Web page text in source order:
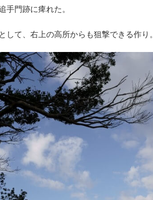
門跡に痺れた。
て、右上の高所からも狙撃できる作り。